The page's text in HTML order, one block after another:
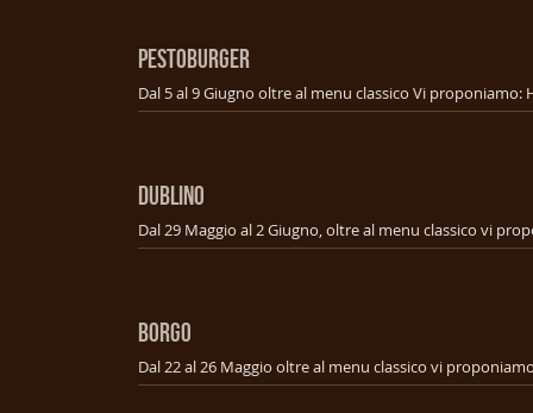
PESTOBURGER
DUBLINO
BORGO